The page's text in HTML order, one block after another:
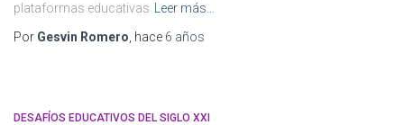
plataformas educativas
Leer más…
Por Gesvin Romero , hace 6 años
DESAFÍOS EDUCATIVOS DEL SIGLO XXI